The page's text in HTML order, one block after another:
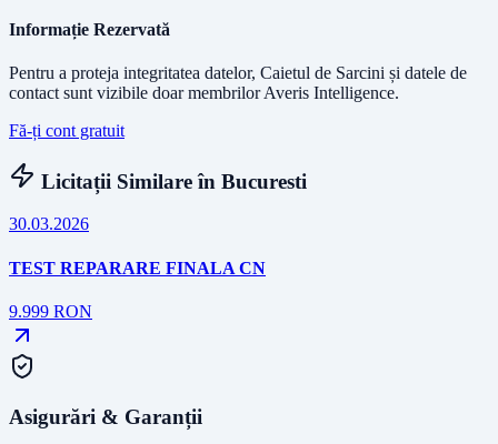
Informație Rezervată
Pentru a proteja integritatea datelor, Caietul de Sarcini și datele de
contact sunt vizibile doar membrilor Averis Intelligence.
Fă-ți cont gratuit
Licitații Similare în Bucuresti
30.03.2026
TEST REPARARE FINALA CN
9.999 RON
Asigurări & Garanții